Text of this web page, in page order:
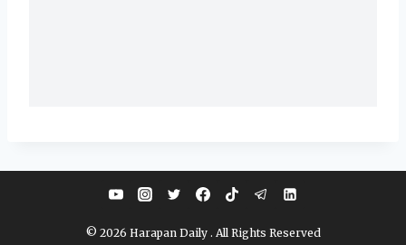
© 2026 Harapan Daily . All Rights Reserved